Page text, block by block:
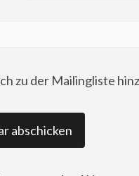
zu der Mailingliste